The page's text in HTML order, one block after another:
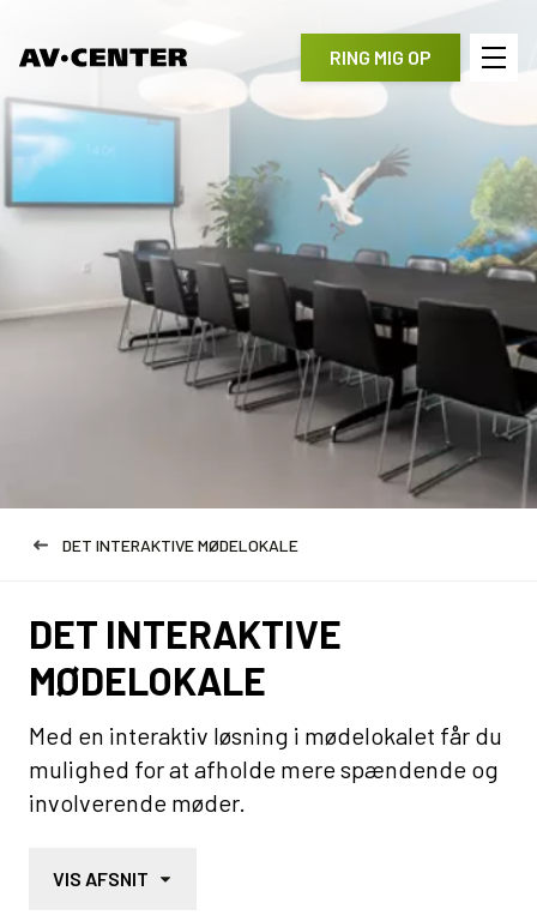
RING MIG OP
DET INTERAKTIVE MØDELOKALE
DET INTERAKTIVE
MØDELOKALE
Med en interaktiv løsning i mødelokalet får du
mulighed for at afholde mere spændende og
involverende møder.
VIS AFSNIT